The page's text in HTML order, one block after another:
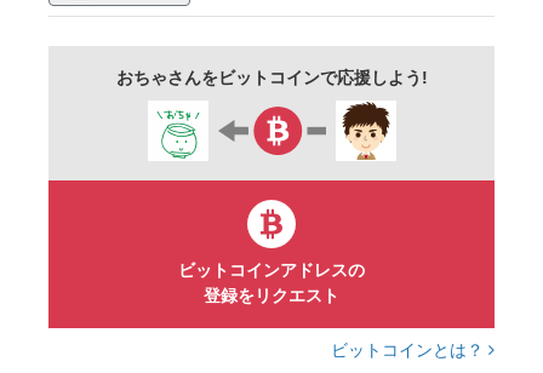
やさしい シンプル
コピースペース 余白 a4 横 表紙
サムネイル
パワポ ヘッダー バナー
ビジネス ベクター
おちゃさんをビットコインで応援しよう!
ビットコインアドレスの
登録をリクエスト
ビットコインとは？